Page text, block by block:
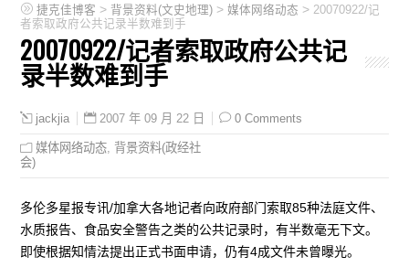
捷克佳博客 > 背景资料(文史地理) >媒体网络动态 > 20070922/记
者索取政府公共记录半数难到手
20070922/记者索取政府公共记
录半数难到手
jackjia 2007 年 09 月 22 日 0 Comments
媒体网络动态 背景资料(政经社
会)
多伦多星报专讯/加拿大各地记者向政府部门索取85种法庭文件、
水质报告、食品安全警告之类的公共记录时，有半数毫无下文。
即使根据知情法提出正式书面申请，仍有4成文件未曾曝光。